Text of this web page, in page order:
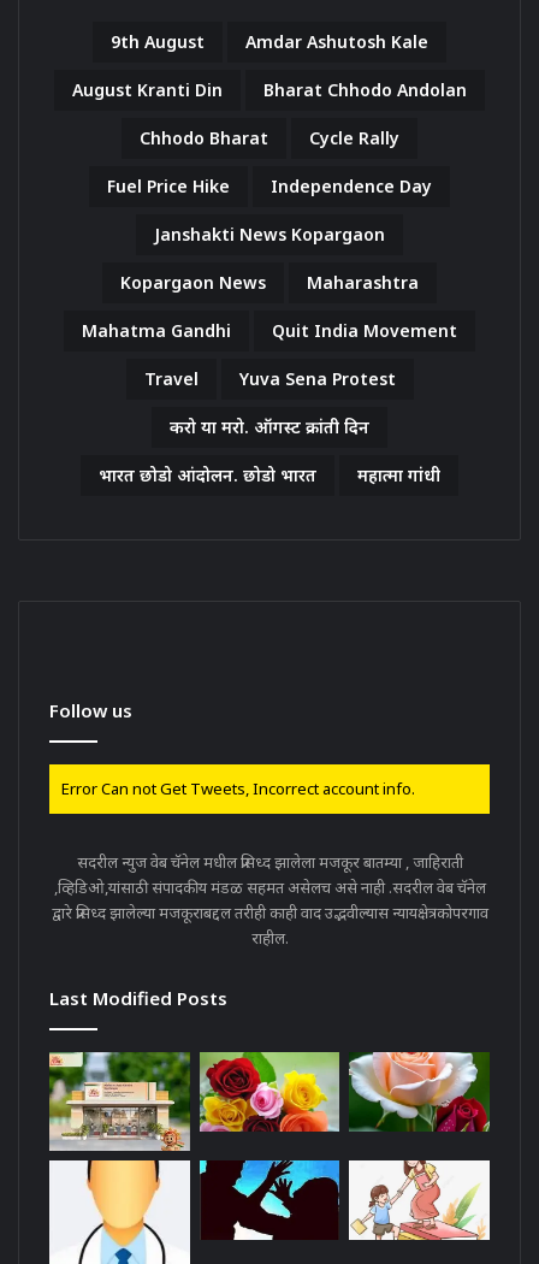
9th August Amdar Ashutosh Kale
August Kranti Din Bharat Chhodo Andolan
Chhodo Bharat Cycle Rally
Fuel Price Hike Independence Day
Janshakti News Kopargaon
Kopargaon News Maharashtra
Mahatma Gandhi Quit India Movement
Travel Yuva Sena Protest
करो या मरो. ऑगस्ट क्रांती दिन
भारत छोडो आंदोलन. छोडो भारत महात्मा गांधी
Follow us
Error Can not Get Tweets, Incorrect account info.
सदरील न्युज वेब चॅनेल मधील प्रसिध्द झालेला मजकूर बातम्या , जाहिराती
,व्हिडिओ,यांसाठी संपादकीय मंडळ सहमत असेलच असे नाही .सदरील वेब चॅनेल
द्वारे प्रसिध्द झालेल्या मजकूराबद्दल तरीही काही वाद उद्भवील्यास न्यायक्षेत्रकोपरगाव
राहील.
Last Modified Posts